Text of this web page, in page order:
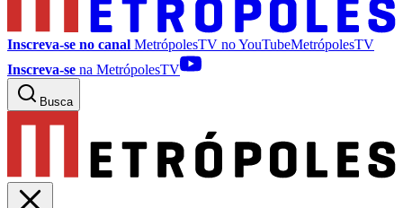
Inscreva-se no canal MetrópolesTV noYouTubeMetrópolesTV
Inscreva-se na MetrópolesTV
Busca